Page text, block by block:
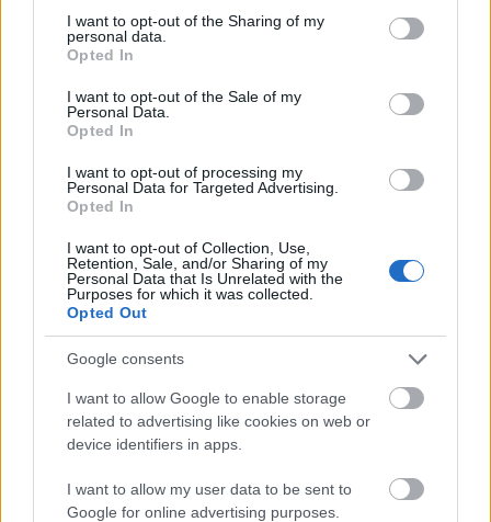
not limited to your visit or usage behaviour. You may click to
grant or deny consent to Google and its third-party tags to
use your data for below specified purposes in below Google
consent section.
I want to opt-out of the Sharing of my
personal data.
Opted In
I want to opt-out of the Sale of my
Personal Data.
Opted In
I want to opt-out of processing my
Personal Data for Targeted Advertising.
Opted In
I want to opt-out of Collection, Use,
Retention, Sale, and/or Sharing of my
Personal Data that Is Unrelated with the
Purposes for which it was collected.
Opted Out
Google consents
I want to allow Google to enable storage
related to advertising like cookies on web or
device identifiers in apps.
I want to allow my user data to be sent to
Google for online advertising purposes.
Közreműködnek: Martha Argerica, a
Kremerata Baltica vonósai és a Concerto
A koncert a Kremerata Baltica és a
része.
Január 25 hétfő, 19:30 Művészetek
palotája
Budapest Komolyzene